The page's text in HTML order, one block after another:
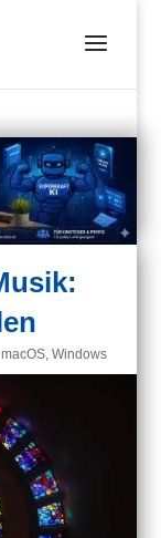
macOS,Windows